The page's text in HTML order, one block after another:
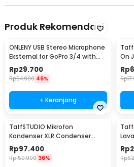
Produk Rekomendasi
ONLENY USB Stereo Microphone
Eksternal for GoPro 3/4 with
Clip - DZ0288
Rp29.700
Rp54.900 46%
+ Keranjang
On
Rp
Rp
TaffSTUDIO Mikrofon
Kondenser XLR Condenser
Microphone Studio Podcast -
BM-700
Rp97.400
Rp150.900 36%
Rp
Rp